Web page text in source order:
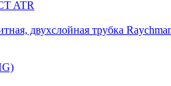
ATR
двухслойная трубка